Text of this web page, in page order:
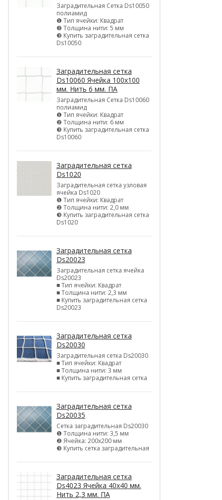
Заградительная Сетка Ds10050
полиамид
❶ Тип ячейки: Квадрат
❷ Толщина нити: 5 мм
❸ Купить заградительная сетка
Ds10050
Заградительная сетка
Ds10060 Ячейка 100х100
мм. Нить 6 мм. ПА
Заградительная Сетка Ds10060
полиамид
❶ Тип ячейки: Квадрат
❷ Толщина нити: 6 мм
❸ Купить заградительная сетка
Ds10060
Заградительная сетка
Ds1020
Заградительная сетка узловая
ячейка Ds1020
❶ Тип ячейки: Квадрат
❷ Толщина нити: 2,0 мм
❸ Купить заградительная сетка
Ds1020
Заградительная сетка
Ds20023
Заградительная сетка ячейка
Ds20023
■ Тип ячейки: Квадрат
■ Толщина нити: 2,3 мм
■ Купить заградительная сетка
Ds20023
Заградительная сетка
Ds20030
Заградительная сетка Ds20030
■ Тип ячейки: Квадрат
■ Толщина нити: 3 мм
■ Купить заградительная сетка
Заградительная сетка
Ds20035
Сетка заградительная Ds20030
❶ Толщина нити: 3,5 мм
❷ Ячейка: 200х200 мм
❸ Купить сетка заградительная
Заградительная сетка
Ds4023 Ячейка 40х40 мм.
Нить 2,3 мм. ПА